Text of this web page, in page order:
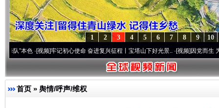
10
9
8
7
6
5
4
3
2
1
·[视频]牢记初心使命 奋进复兴征程丨宝塔山下好光景..·[视频]因党而生 为党而战——
首页 » 舆情/呼声/维权